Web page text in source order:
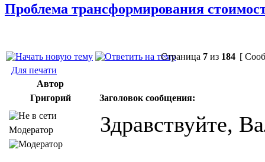
Проблема трансформирования
Страница 7 из 184 [
Для печати
Автор
Григорий
Заголовок сообщения:
Модератор Здравствуйте,